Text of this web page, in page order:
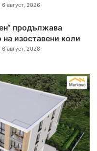
6 август, 2026
продължава
на изоставени коли
6 август, 2026